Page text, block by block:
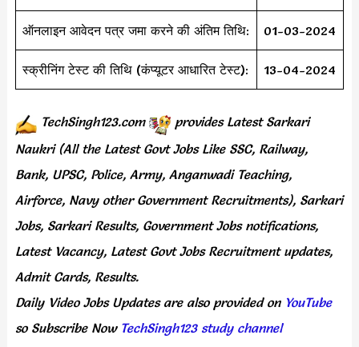
ऑनलाइन आवेदन पत्र जमा करने की अंतिम तिथि: 01-03-2024
स्क्रीनिंग टेस्ट की तिथि (कंप्यूटर आधारित टेस्ट): 13-04-2024
TechSingh123.com provides Latest Sarkari
Naukri (All the Latest Govt Jobs Like SSC, Railway,
Bank, UPSC, Police, Army, Anganwadi Teaching,
Airforce, Navy other Government Recruitments), Sarkari
Jobs, Sarkari Results, Government Jobs notifications,
Latest Vacancy, Latest Govt Jobs Recruitment updates,
Admit Cards, Results.
Daily Video Jobs Updates are also provided onYouTube
so Subscribe Now TechSingh123 study channel